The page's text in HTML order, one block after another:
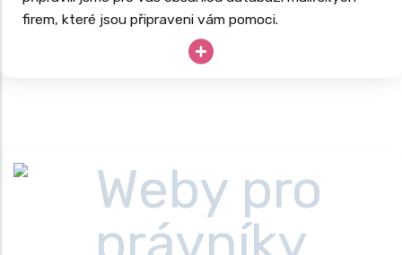
firem, které jsou připraveni vám pomoci.
Potřebujete vymalovat ihned, ale potřebujete si